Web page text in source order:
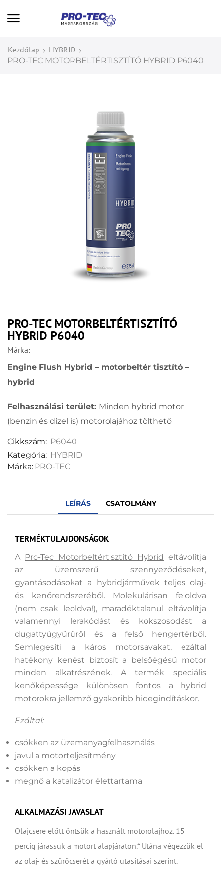
Kezdőlap HYBRID
PRO-TEC MOTORBELTÉRTISZTÍTÓ HYBRID P6040
PRO-TEC MOTORBELTÉRTISZTÍTÓ
HYBRID P6040
Márka:
Engine Flush Hybrid – motorbeltér tisztító –
hybrid
Felhasználási terület: Minden hybrid motor
(benzin és dízel is) motorolajához tölthető
Cikkszám: P6040
Kategória: HYBRID
Márka: PRO-TEC
LEÍRÁS CSATOLMÁNY
TERMÉKTULAJDONSÁGOK
A Pro-Tec Motorbeltértisztító Hybrid eltávolítja
az üzemszerű szennyeződéseket,
gyantásodásokat a hybridjárművek teljes olaj-
és kenőrendszeréből. Molekulárisan feloldva
(nem csak leoldva!), maradéktalanul eltávolítja
valamennyi lerakódást és kokszosodást a
dugattyúgyűrűről és a felső hengertérből.
Semlegesíti a káros motorsavakat, ezáltal
hatékony kenést biztosít a belsőégésű motor
minden alkatrészének. A termék speciális
kenőképessége különösen fontos a hybrid
motorokra jellemző gyakoribb hidegindításkor.
Ezáltal:
csökken az üzemanyagfelhasználás
javul a motorteljesítmény
csökken a kopás
megnő a katalizátor élettartama
ALKALMAZÁSI JAVASLAT
Olajcsere előtt öntsük a használt motorolajhoz. 15
percig járassuk a motort alapjáraton.* Utána végezzük el
az olaj- és szűrőcserét a gyártó utasításai szerint.